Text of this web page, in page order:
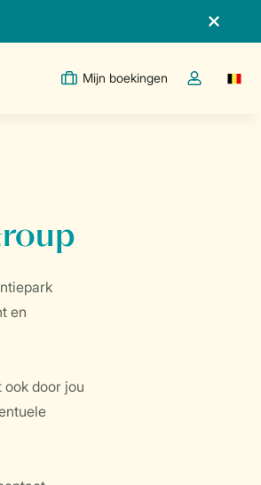
Mijn boekingen
Open de
en
door jou